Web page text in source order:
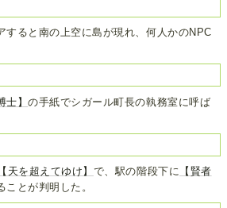
すると南の上空に島が現れ、何人かのNPC
士】の手紙でシガール町長の執務室に呼ば
【天を超えてゆけ】 で、駅の階段下に
【賢者
ことが判明した。